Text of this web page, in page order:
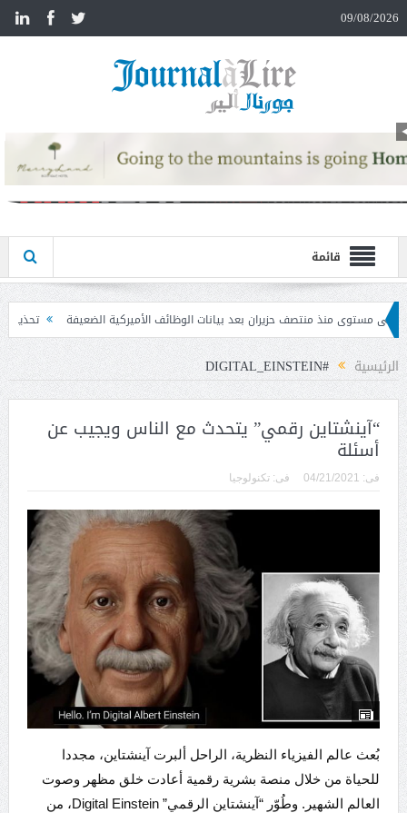
09/08/2026
قائمة
بعد بيانات الوظائف الأميركية الضعيفة تحذير المواطنين من مشاركة رمز الـ OTP
الرئيسية #DIGITAL_EINSTEIN
“آينشتاين رقمي” يتحدث مع الناس ويجيب عن
أسئلة
فى: 04/21/2021 فى: تكنولوجيا
بُعث عالم الفيزياء النظرية، الراحل ألبرت آينشتاين، مجددا
للحياة من خلال منصة بشرية رقمية أعادت خلق مظهر وصوت
العالم الشهير. وطُوّر “آينشتاين الرقمي” Digital Einstein، من